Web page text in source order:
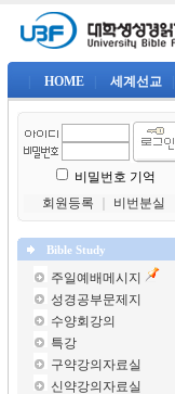
HOME 세계선교
비밀번호 기억
회원등록
비번분실
Bible Study
주일예배메시지
성경공부문제지
수양회강의
특강
구약강의자료실
신약강의자료실